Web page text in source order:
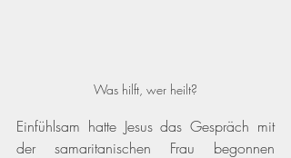
Was hilft, wer heilt?
Einfühlsam hatte Jesus das Gespräch mit